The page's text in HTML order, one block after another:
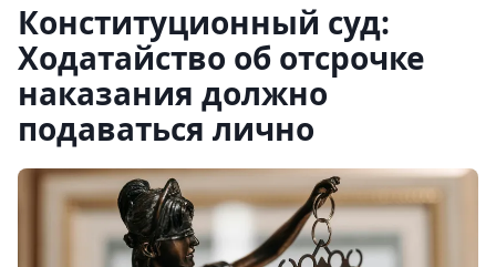
Конституционный суд:
Ходатайство об отсрочке
наказания должно
подаваться лично